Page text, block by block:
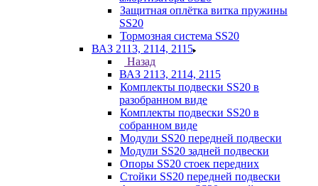
Защитная оплётка витка пружины
SS20
Тормозная система SS20
ВАЗ 2113, 2114, 2115
Назад
ВАЗ 2113, 2114, 2115
Комплекты подвески SS20 в
разобранном виде
Комплекты подвески SS20 в
собранном виде
Модули SS20 передней подвески
Модули SS20 задней подвески
Опоры SS20 стоек передних
Стойки SS20 передней подвески